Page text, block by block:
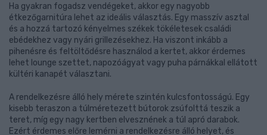
Ha gyakran fogadsz vendégeket, akkor egy nagyobb
étkezőgarnitúra lehet az ideális választás. Egy masszív asztal
és a hozzá tartozó kényelmes székek tökéletesek családi
ebédekhez vagy nyári grillezésekhez. Ha viszont inkább a
pihenésre és feltöltődésre használod a kertet, akkor érdemes
lehet lounge szettet, napozóágyat vagy puha párnákkal ellátott
kültéri kanapét választani.
A rendelkezésre álló hely mérete szintén kulcsfontosságú. Egy
kisebb teraszon a túlméretezett bútorok zsúfolttá teszik a
teret, míg egy nagy kertben elvesznének a túl apró darabok.
Ezért érdemes előre lemérni a rendelkezésre álló helyet, és